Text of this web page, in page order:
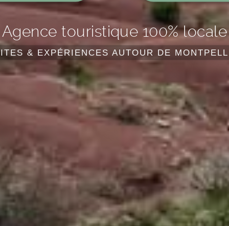
Agence touristique 100% locale
& EXPÉRIENCES AUTOUR DE